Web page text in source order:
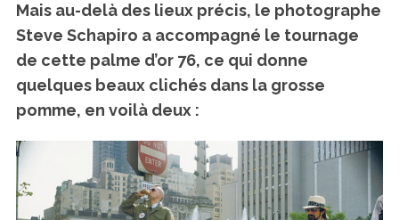
Mais au-delà des lieux précis, le photographe
Steve Schapiro a accompagné le tournage
de cette palme d’or 76, ce qui donne
quelques beaux clichés dans la grosse
pomme, en voilà deux :